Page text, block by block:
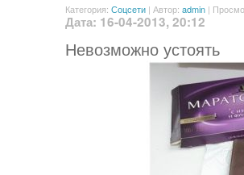
Категория: Соцсети | Автор: admin |
Дата: 16-04-2013, 20:12
Невозможно устоять